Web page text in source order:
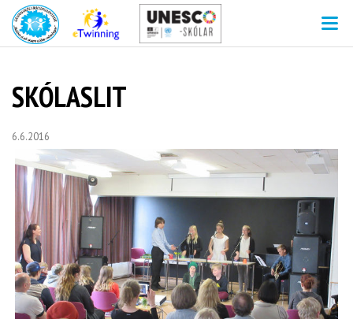
SKÓLASLIT
6.6.2016